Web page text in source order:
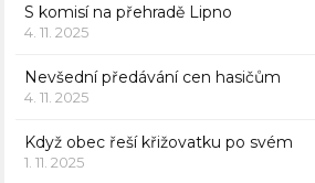
S komisí na přehradě Lipno
4. 11. 2025
Nevšední předávání cen hasičům
4. 11. 2025
Když obec řeší křižovatku po svém
1. 11. 2025